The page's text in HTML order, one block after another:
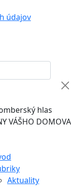
údajov
VÁŠHO DOMOVA
Aktuality